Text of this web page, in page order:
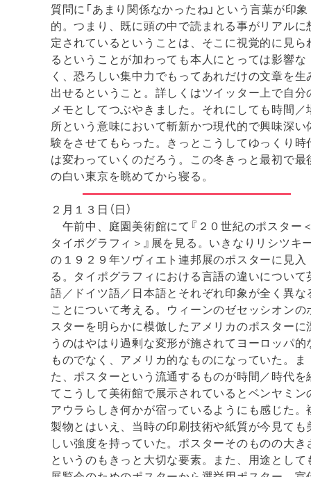
質問に「あまり関係なかったね」という言葉が印象
的。つまり、既に頭の中で読まれる事がリアルに
定されているということは、そこに視覚的に見ら
るということが加わっても本人にとっては影響な
く、恐ろしい集中力でもってあれだけの文章を生
出せるということ。詳しくはツイッター上で自分
メモとしてつぶやきました。それにしても時間／
所という意味において斬新かつ現代的で興味深い
験をさせてもらった。きっとこうしてゆっくり時
は変わっていくのだろう。この冬きっと最初で最
の白い東京を眺めてから寝る。
２月１３日（日）
午前中、庭園美術館にて『２０世紀のポスター
タイポグラフィ＞』展を見る。いきなりリシツキ
の１９２９年ソヴィエト連邦展のポスターに見入
る。タイポグラフィにおける言語の違いについて
語／ドイツ語／日本語とそれぞれ印象が全く異な
ことについて考える。ウィーンのゼセッシオンの
スターを明らかに模倣したアメリカのポスターに
うのはやはり過剰な変形が施されてヨーロッパ的
ものでなく、アメリカ的なものになっていた。ま
た、ポスターという流通するものが時間／時代を
てこうして美術館で展示されているとベンヤミン
アウラらしき何かが宿っているようにも感じた。
製物とはいえ、当時の印刷技術や紙質が今見ても
しい強度を持っていた。ポスターそのものの大き
というのもきっと大切な要素。また、用途として